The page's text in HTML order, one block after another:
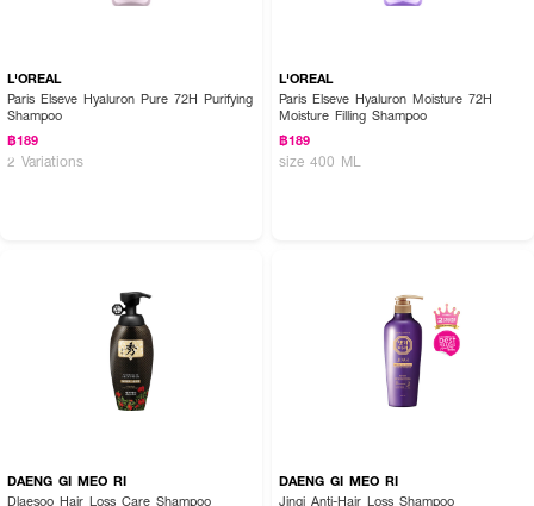
L'OREAL
Paris Elseve Hyaluron Pure 72H Purifying
Shampoo
฿189
2 Variations
L'OREAL
Paris Elseve Hyaluron Moisture 72H
Moisture Filling Shampoo
฿189
size 400 ML
DAENG GI MEO RI
Dlaesoo Hair Loss Care Shampoo
DAENG GI MEO RI
Jingi Anti-Hair Loss Shampoo